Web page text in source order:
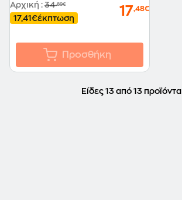
Αρχική : 34,89€
17,41€έκπτωση 17,48€
Προσθήκη
Είδες 13 από 13 προϊόντα